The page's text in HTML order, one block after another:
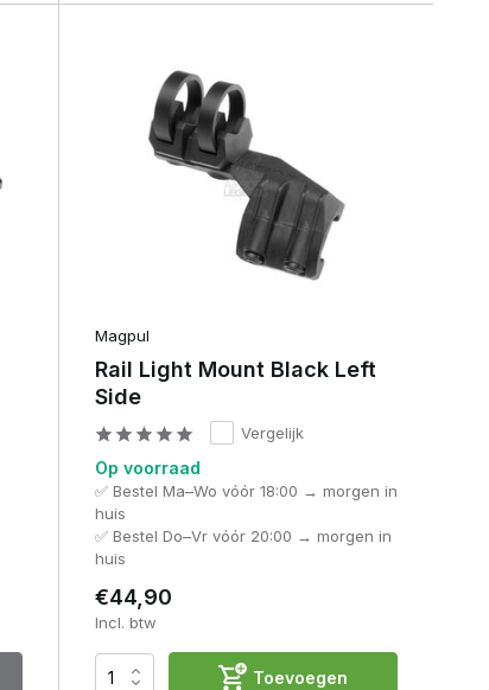
Magpul
Rail Light Mount Black Left
Side
Vergelijk
Op voorraad
✅ Bestel Ma–Wo vóór 18:00 → morgen in
huis
✅ Bestel Do–Vr vóór 20:00 → morgen in
huis
€44,90
Incl. btw
Toevoegen